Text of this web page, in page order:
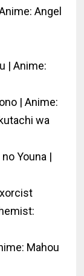
Angel
| Anime:
| Anime:
wa
Youna |
Mahou